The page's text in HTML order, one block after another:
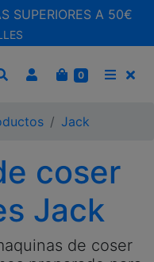
SUPERIORES A 50€
CARRITO
0
Jack
coser
Jack
de coser